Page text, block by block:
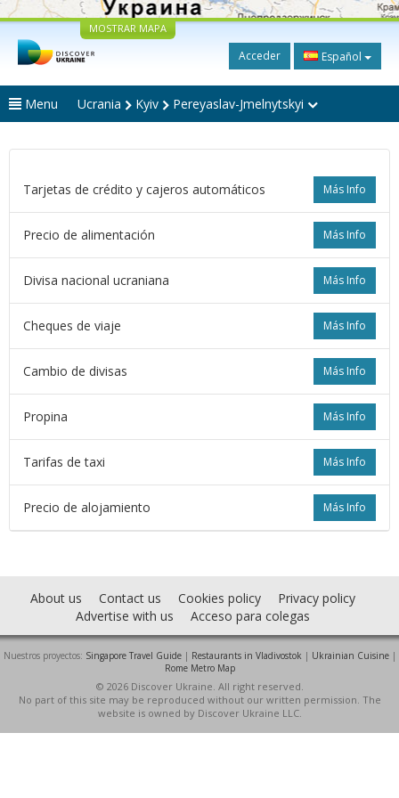
MOSTRAR MAPA
Acceder Español
Menu Ucrania Kyiv Pereyaslav-Jmelnytskyi
Más Info
Tarjetas de crédito y cajeros automáticos
Más Info
Precio de alimentación
Más Info
Divisa nacional ucraniana
Más Info
Cheques de viaje
Más Info
Cambio de divisas
Más Info
Propina
Más Info
Tarifas de taxi
Más Info
Precio de alojamiento
About us Contact us Cookies policy
Privacy policy
Advertise with us
Acceso para colegas
Nuestros proyectos: Singapore Travel Guide| Restaurants in Vladivostok | Ukrainian Cuisine|
Rome Metro Map
© 2026 Discover Ukraine. All right reserved.
No part of this site may be reproduced without our written permission. The
website is owned by Discover Ukraine LLC.